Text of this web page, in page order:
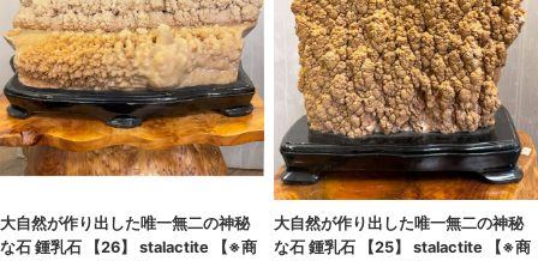
大自然が作り出した唯一無二の神秘
な石 鍾乳石 【26】 stalactite 【※商
大自然が作り出した唯一無二の神秘
な石 鍾乳石 【25】 stalactite 【※商